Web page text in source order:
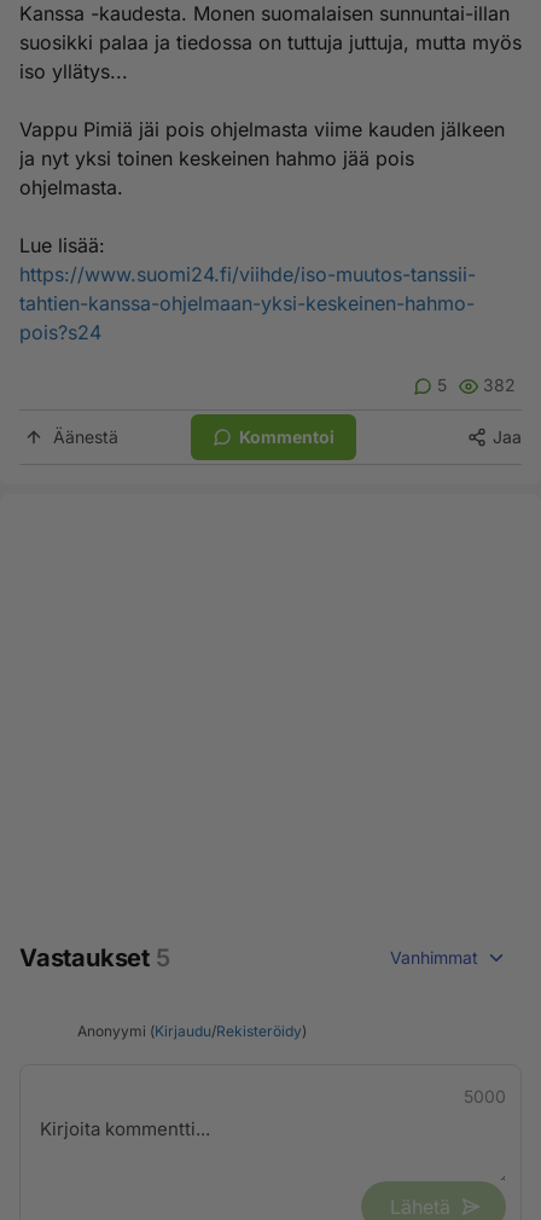
Kanssa -kaudesta. Monen suomalaisen sunnuntai-illan
suosikki palaa ja tiedossa on tuttuja juttuja, mutta myös
iso yllätys...
Vappu Pimiä jäi pois ohjelmasta viime kauden jälkeen
ja nyt yksi toinen keskeinen hahmo jää pois
ohjelmasta.
Lue lisää:
https://www.suomi24.fi/viihde/iso-muutos-tanssii-
tahtien-kanssa-ohjelmaan-yksi-keskeinen-hahmo-
pois?s24
5 382
Äänestä Kommentoi Jaa
Vastaukset 5 Vanhimmat
Anonyymi (Kirjaudu/Rekisteröidy)
5000
Lähetä